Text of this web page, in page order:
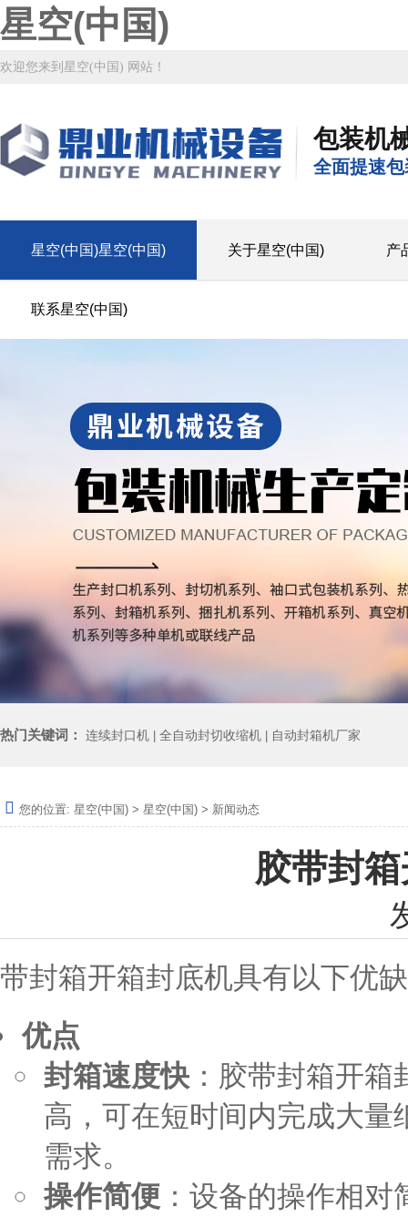
星空(中国)
欢迎您来到星空(中国) 网站！
包装机
全面提速
星空(中国)星空(中国) 关于星空(中国) 产
联系星空(中国)
热门关键词： 连续封口机 全自动封切收缩机 自动封箱机厂家
您的位置: 星空(中国) > 星空(中国) > 新闻动态
胶带封
带封箱开箱封底机具有以下优
优点
封箱速度快 ：胶带封箱开
高，可在短时间内完成大
需求。
操作简便 ：设备的操作相